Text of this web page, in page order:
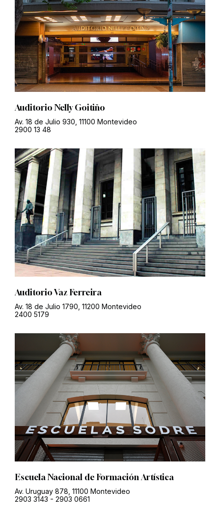
Auditorio Nelly Goitiño
Av. 18 de Julio 930, 11100 Montevideo
2900 13 48
Auditorio Vaz Ferreira
Av. 18 de Julio 1790, 11200 Montevideo
2400 5179
Escuela Nacional de Formación Artística
Av. Uruguay 878, 11100 Montevideo
2903 3143 - 2903 0661